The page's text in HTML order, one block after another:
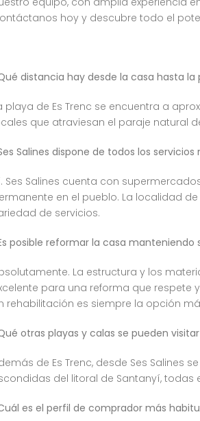
hoy y descubre todo el
distancia hay desde la casa hasta la
playa de Es Trenc se encuentra a
que atraviesan el paraje natural
Salines dispone de todos los
Ses Salines cuenta con
en el pueblo. La localidad
de servicios.
posible reformar la casa
La estructura y los
para una reforma que respete
rehabilitación es siempre la opción
otras playas y calas se pueden visitar
de Es Trenc, desde Ses Salines
del litoral de Santanyí,
es el perfil de comprador más